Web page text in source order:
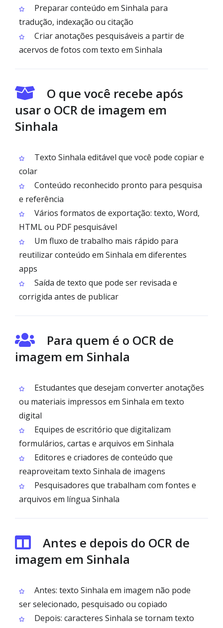
Preparar conteúdo em Sinhala para
tradução, indexação ou citação
Criar anotações pesquisáveis a partir de
acervos de fotos com texto em Sinhala
O que você recebe após
usar o OCR de imagem em
Sinhala
Texto Sinhala editável que você pode copiar e
colar
Conteúdo reconhecido pronto para pesquisa
e referência
Vários formatos de exportação: texto, Word,
HTML ou PDF pesquisável
Um fluxo de trabalho mais rápido para
reutilizar conteúdo em Sinhala em diferentes
apps
Saída de texto que pode ser revisada e
corrigida antes de publicar
Para quem é o OCR de
imagem em Sinhala
Estudantes que desejam converter anotações
ou materiais impressos em Sinhala em texto
digital
Equipes de escritório que digitalizam
formulários, cartas e arquivos em Sinhala
Editores e criadores de conteúdo que
reaproveitam texto Sinhala de imagens
Pesquisadores que trabalham com fontes e
arquivos em língua Sinhala
Antes e depois do OCR de
imagem em Sinhala
Antes: texto Sinhala em imagem não pode
ser selecionado, pesquisado ou copiado
Depois: caracteres Sinhala se tornam texto